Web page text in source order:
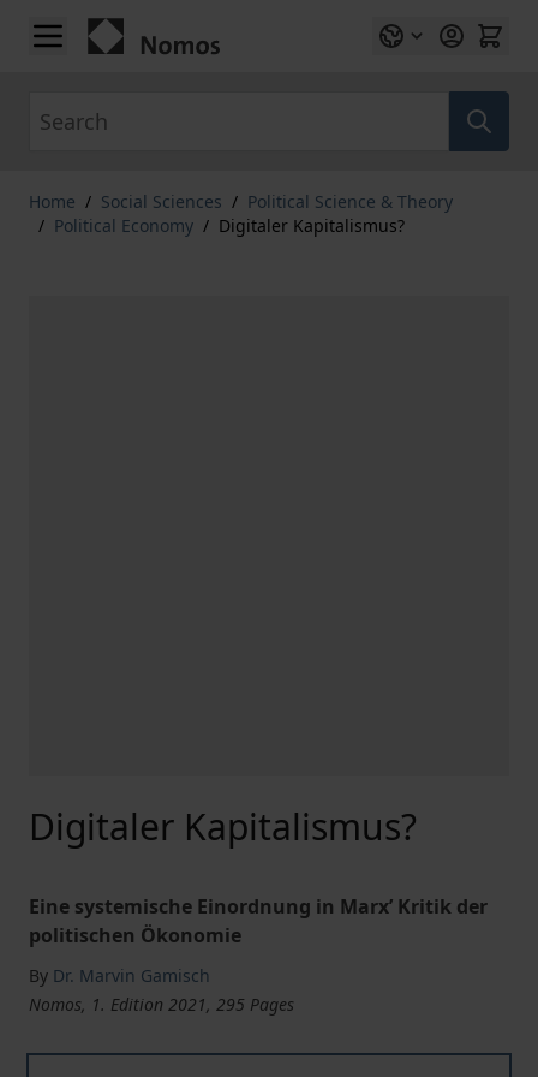
Skip to Content
Home / Social Sciences / Political Science & Theory
/ Political Economy / Digitaler Kapitalismus?
Digitaler Kapitalismus?
Eine systemische Einordnung in Marx’ Kritik der
politischen Ökonomie
By Dr. Marvin Gamisch
Nomos, 1. Edition 2021, 295 Pages